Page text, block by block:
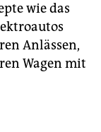
wie das
Anlässen,
Wagen mit